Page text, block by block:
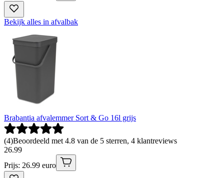
Bekijk alles in afvalbak
Brabantia afvalemmer Sort & Go 16l grijs
(4)Beoordeeld met 4.8 van de 5 sterren, 4 klantreviews
26.99
Prijs: 26.99 euro